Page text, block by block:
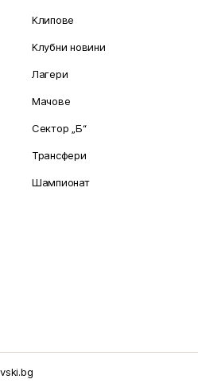
Клипове
Клубни новини
Лагери
Мачове
Сектор „Б“
Трансфери
Шампионат